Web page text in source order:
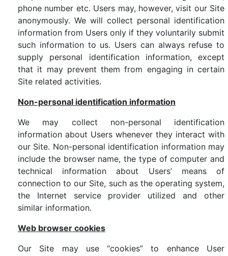
phone number etc. Users may, however, visit our Site
anonymously. We will collect personal identification
information from Users only if they voluntarily submit
such information to us. Users can always refuse to
supply personal identification information, except
that it may prevent them from engaging in certain
Site related activities.
Non-personal identification information
We may collect non-personal identification
information about Users whenever they interact with
our Site. Non-personal identification information may
include the browser name, the type of computer and
technical information about Users’ means of
connection to our Site, such as the operating system,
the Internet service provider utilized and other
similar information.
Web browser cookies
Our Site may use “cookies” to enhance User